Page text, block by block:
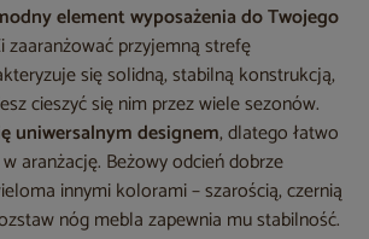
element wyposażenia do Twojego
zaaranżować przyjemną strefę
się solidną, stabilną konstrukcją,
cieszyć się nim przez wiele sezonów.
uniwersalnym designem, dlatego łatwo
aranżację. Beżowy odcień dobrze
innymi kolorami – szarością, czernią
nóg mebla zapewnia mu stabilność.